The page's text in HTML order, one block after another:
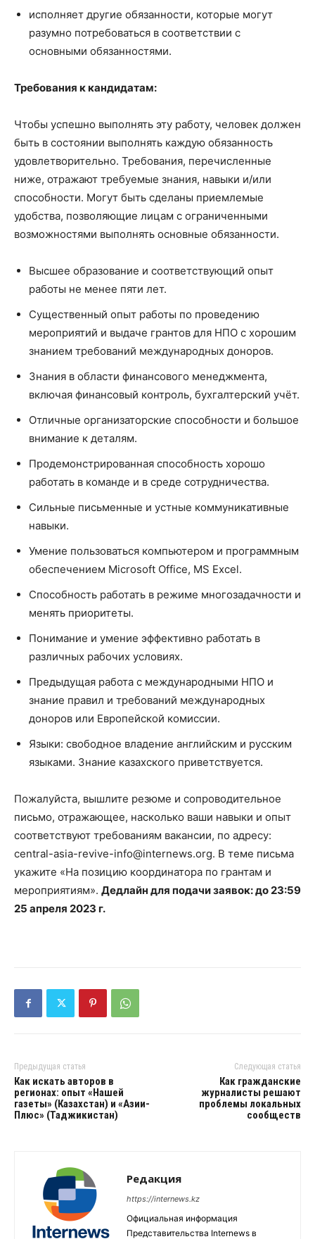
исполняет другие обязанности, которые могут
разумно потребоваться в соответствии с
основными обязанностями.
Требования к кандидатам:
Чтобы успешно выполнять эту работу, человек должен
быть в состоянии выполнять каждую обязанность
удовлетворительно. Требования, перечисленные
ниже, отражают требуемые знания, навыки и/или
способности. Могут быть сделаны приемлемые
удобства, позволяющие лицам с ограниченными
возможностями выполнять основные обязанности.
Высшее образование и соответствующий опыт
работы не менее пяти лет.
Существенный опыт работы по проведению
мероприятий и выдаче грантов для НПО с хорошим
знанием требований международных доноров.
Знания в области финансового менеджмента,
включая финансовый контроль, бухгалтерский учёт.
Отличные организаторские способности и большое
внимание к деталям.
Продемонстрированная способность хорошо
работать в команде и в среде сотрудничества.
Сильные письменные и устные коммуникативные
навыки.
Умение пользоваться компьютером и программным
обеспечением Microsoft Office, MS Excel.
Способность работать в режиме многозадачности и
менять приоритеты.
Понимание и умение эффективно работать в
различных рабочих условиях.
Предыдущая работа с международными НПО и
знание правил и требований международных
доноров или Европейской комиссии.
Языки: свободное владение английским и русским
языками. Знание казахского приветствуется.
Пожалуйста, вышлите резюме и сопроводительное
письмо, отражающее, насколько ваши навыки и опыт
соответствуют требованиям вакансии, по адресу:
central-asia-revive-info@internews.org. В теме письма
укажите «На позицию координатора по грантам и
мероприятиям». Дедлайн для подачи заявок: до 23:59
25 апреля 2023 г.
Предыдущая статья
Как искать авторов в
регионах: опыт «Нашей
газеты» (Казахстан) и «Азии-
Плюс» (Таджикистан)
Следующая статья
Как гражданские
журналисты решают
проблемы локальных
сообществ
Редакция
https://internews.kz
Официальная информация
Представительства Internews в